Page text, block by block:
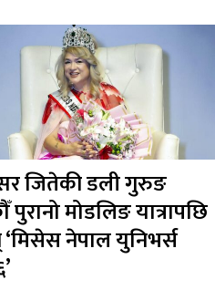
जितेकी डली गुरुङ
मोडलिङ यात्रापछि
नेपाल युनिभर्स